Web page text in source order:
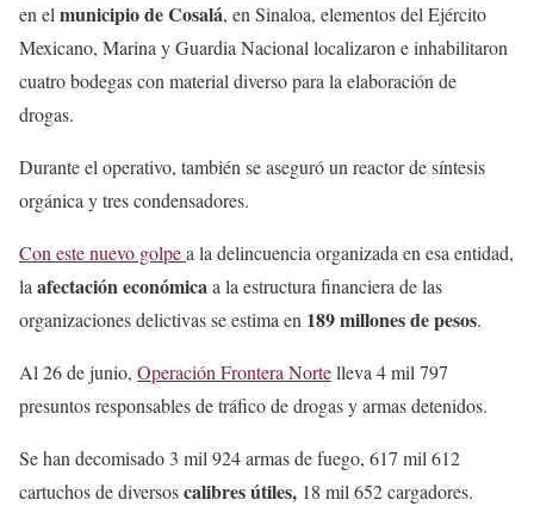
en el municipio de Cosalá, en Sinaloa, elementos del Ejército
Mexicano, Marina y Guardia Nacional localizaron e inhabilitaron
cuatro bodegas con material diverso para la elaboración de
drogas.
Durante el operativo, también se aseguró un reactor de síntesis
orgánica y tres condensadores.
Con este nuevo golpea la delincuencia organizada en esa entidad,
la afectación económicaa la estructura financiera de las
organizaciones delictivas se estima en 189 millones de pesos.
Al 26 de junio, Operación Frontera Nortelleva 4 mil 797
presuntos responsables de tráfico de drogas y armas detenidos.
Se han decomisado 3 mil 924 armas de fuego, 617 mil 612
cartuchos de diversoscalibres útiles, 18 mil 652 cargadores.